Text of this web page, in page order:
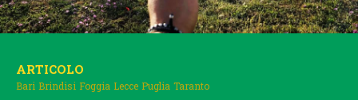
ARTICOLO
Bari Brindisi Foggia Lecce Puglia Taranto